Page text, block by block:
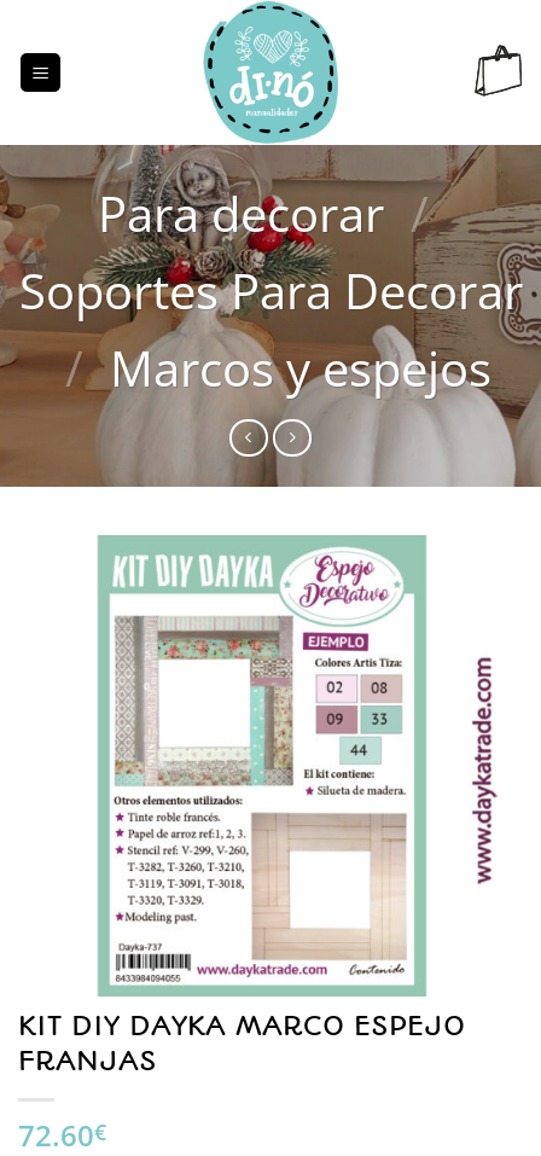
contenido
Para decorar /
Soportes Para Decorar
/ Marcos y espejos
KIT DIY DAYKA MARCO ESPEJO
FRANJAS
72.60€